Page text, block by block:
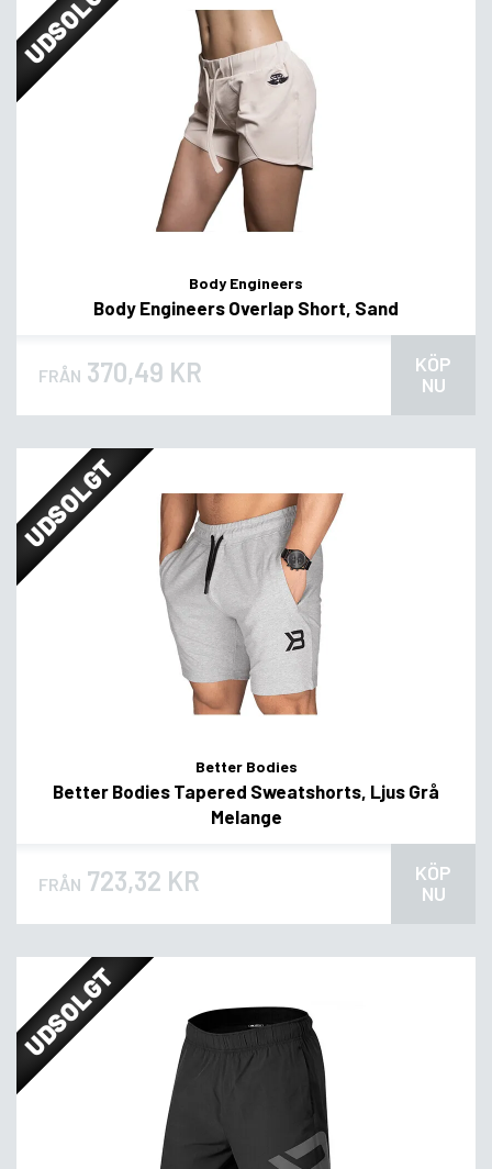
Body Engineers
Body Engineers Overlap Short, Sand
FRÅN 370,49 KR
KÖP
NU
UDSOLGT
Better Bodies
Better Bodies Tapered Sweatshorts, Ljus Grå
Melange
FRÅN 723,32 KR
KÖP
NU
UDSOLGT